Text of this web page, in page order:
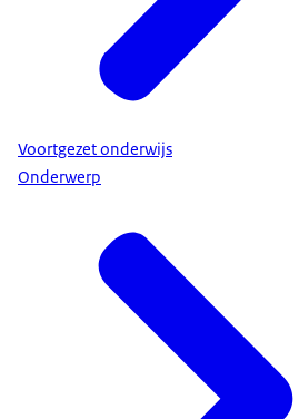
Voortgezet onderwijs
Onderwerp